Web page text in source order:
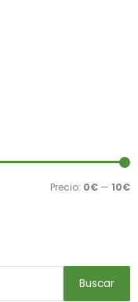
Precio: 0€ — 10€
Buscar